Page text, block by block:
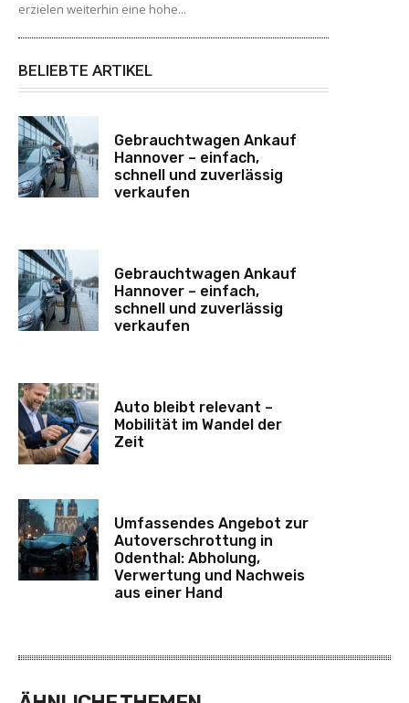
erzielen weiterhin eine hohe...
BELIEBTE ARTIKEL
Gebrauchtwagen Ankauf
Hannover – einfach,
schnell und zuverlässig
verkaufen
Gebrauchtwagen Ankauf
Hannover – einfach,
schnell und zuverlässig
verkaufen
Auto bleibt relevant –
Mobilität im Wandel der
Zeit
Umfassendes Angebot zur
Autoverschrottung in
Odenthal: Abholung,
Verwertung und Nachweis
aus einer Hand